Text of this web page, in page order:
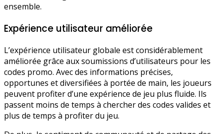
ensemble.
Expérience utilisateur améliorée
L’expérience utilisateur globale est considérablement
améliorée grâce aux soumissions d’utilisateurs pour les
codes promo. Avec des informations précises,
opportunes et diversifiées à portée de main, les joueurs
peuvent profiter d’une expérience de jeu plus fluide. Ils
passent moins de temps à chercher des codes valides et
plus de temps à profiter du jeu.